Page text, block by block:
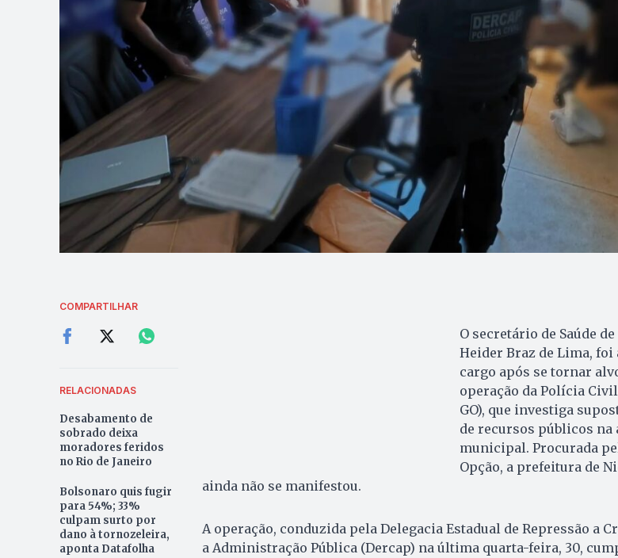
COMPARTILHAR
RELACIONADAS
Desabamento de
sobrado deixa
moradores feridos
no Rio de Janeiro
Bolsonaro quis fugir
para 54%; 33%
culpam surto por
dano à tornozeleira,
aponta Datafolha
O secretário de Saúde
Heider Braz de Lima, foi
cargo após se tornar
operação da Polícia Civil
GO), que investiga
de recursos públicos na
municipal. Procurada
Opção, a prefeitura de
ainda não se manifestou.
A operação, conduzida pela Delegacia Estadual de Repressão a
a Administração Pública (Dercap) na última quarta-feira, 30,